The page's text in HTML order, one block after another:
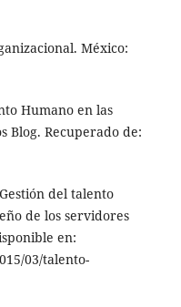
México:
Humano en las
Blog. Recuperado de:
del talento
de los servidores
en:
03/talento-